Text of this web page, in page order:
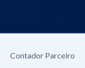
Contador Parceiro